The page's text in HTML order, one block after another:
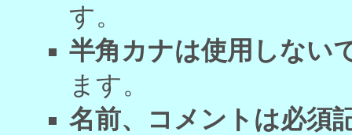
す。
半角カナは使用しない
ます。
名前、コメントは必須